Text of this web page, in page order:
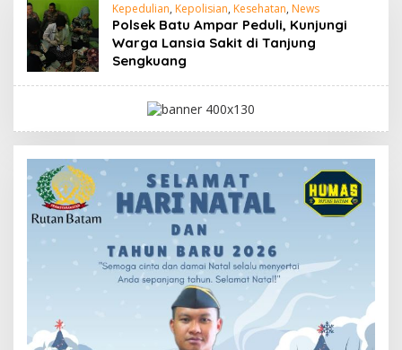
Kepedulian, Kepolisian, Kesehatan, News
Polsek Batu Ampar Peduli, Kunjungi
Warga Lansia Sakit di Tanjung
Sengkuang